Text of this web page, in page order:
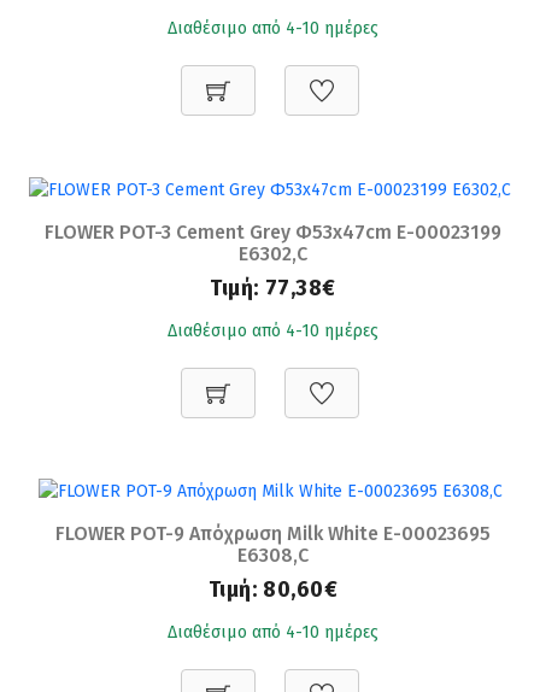
Διαθέσιμο από 4-10 ημέρες
FLOWER POT-3 Cement Grey Φ53x47cm Ε-00023199
Ε6302,C
Τιμή: 77,38€
Διαθέσιμο από 4-10 ημέρες
FLOWER POT-9 Απόχρωση Milk White Ε-00023695
Ε6308,C
Τιμή: 80,60€
Διαθέσιμο από 4-10 ημέρες